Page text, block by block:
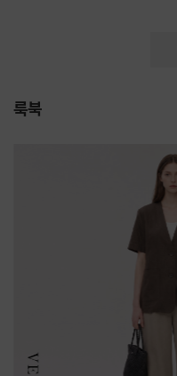
룩북